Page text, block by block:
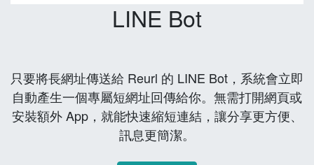
LINE Bot
只要將長網址傳送給 Reurl 的 LINE Bot，系統會立即
自動產生一個專屬短網址回傳給你。無需打開網頁或
安裝額外 App，就能快速縮短連結，讓分享更方便、
訊息更簡潔。